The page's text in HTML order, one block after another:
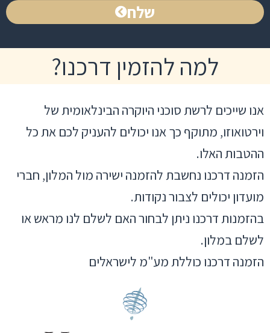
שלח
למה להזמין דרכנו?
אנו שייכים לרשת סוכני היוקרה הבינלאומית של
וירטואוזו, מתוקף כך אנו יכולים להעניק לכם את כל
ההטבות האלו.
הזמנה דרכנו נחשבת להזמנה ישירה מול המלון, חברי
מועדון יכולים לצבור נקודות.
בהזמנות דרכנו ניתן לבחור האם לשלם לנו מראש או
לשלם במלון.
הזמנה דרכנו כוללת מע"מ לישראלים